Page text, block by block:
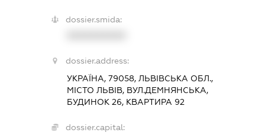
dossier.smida:
dossier.address:
УКРАЇНА, 79058, ЛЬВІВСЬКА ОБЛ.,
МІСТО ЛЬВІВ, ВУЛ.ДЕМНЯНСЬКА,
БУДИНОК 26, КВАРТИРА 92
dossier.capital: